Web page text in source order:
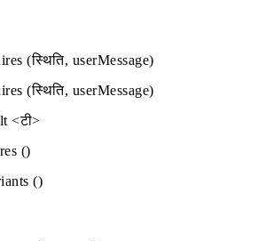
(स्थिति, userMessage)
(स्थिति, userMessage)
<टी>
()
()